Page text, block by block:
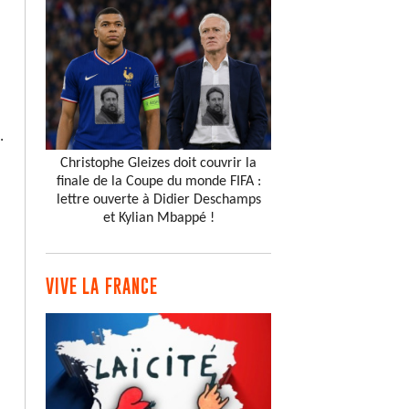
Christophe Gleizes doit couvrir la
finale de la Coupe du monde FIFA :
lettre ouverte à Didier Deschamps
et Kylian Mbappé !
VIVE LA FRANCE